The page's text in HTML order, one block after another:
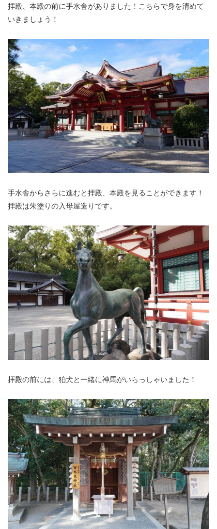
拝殿、本殿の前に手水舎がありました！こちらで身を清めて
いきましょう！
手水舎からさらに進むと拝殿、本殿を見ることができます！
拝殿は朱塗りの入母屋造りです。
拝殿の前には、狛犬と一緒に神馬がいらっしゃいました！